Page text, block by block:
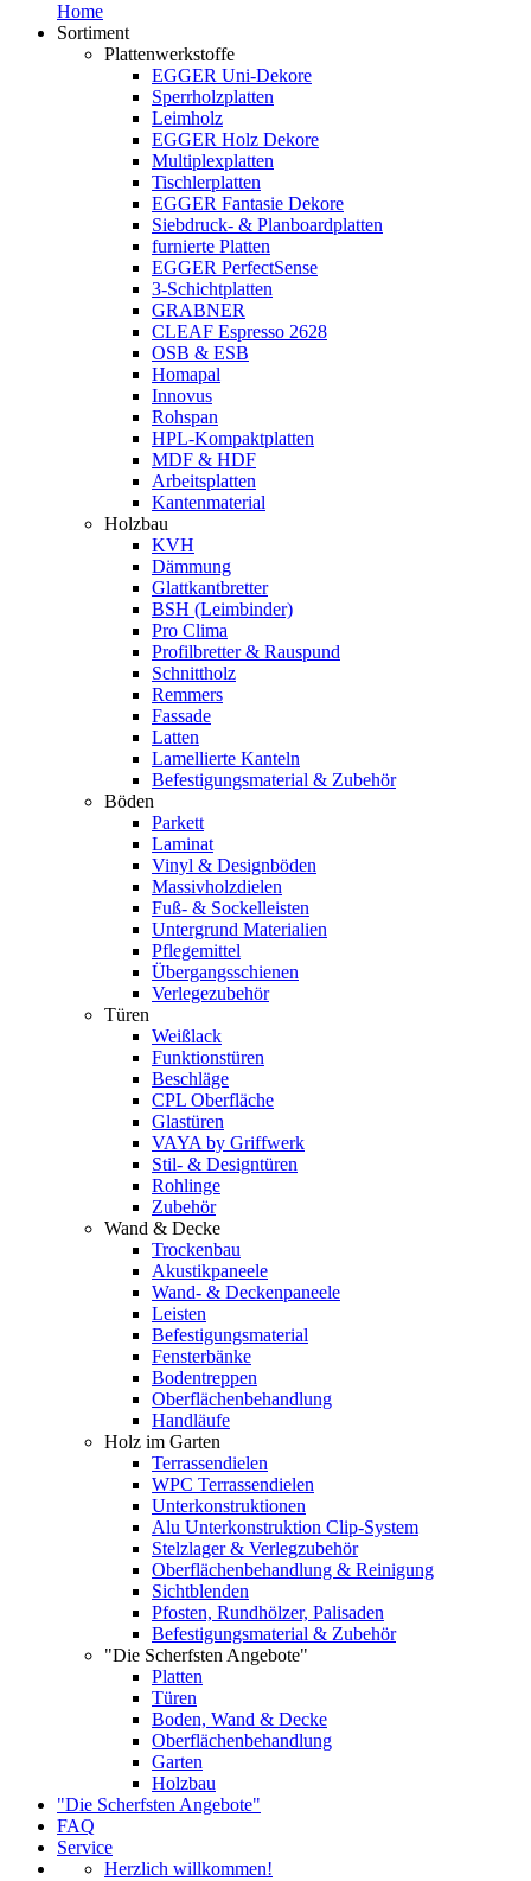
Home
Sortiment
Plattenwerkstoffe
EGGER Uni-Dekore
Sperrholzplatten
Leimholz
EGGER Holz Dekore
Multiplexplatten
Tischlerplatten
EGGER Fantasie Dekore
Siebdruck- & Planboardplatten
furnierte Platten
EGGER PerfectSense
3-Schichtplatten
GRABNER
CLEAF Espresso 2628
OSB & ESB
Homapal
Innovus
Rohspan
HPL-Kompaktplatten
MDF & HDF
Arbeitsplatten
Kantenmaterial
Holzbau
KVH
Dämmung
Glattkantbretter
BSH (Leimbinder)
Pro Clima
Profilbretter & Rauspund
Schnittholz
Remmers
Fassade
Latten
Lamellierte Kanteln
Befestigungsmaterial & Zubehör
Böden
Parkett
Laminat
Vinyl & Designböden
Massivholzdielen
Fuß- & Sockelleisten
Untergrund Materialien
Pflegemittel
Übergangsschienen
Verlegezubehör
Türen
Weißlack
Funktionstüren
Beschläge
CPL Oberfläche
Glastüren
VAYA by Griffwerk
Stil- & Designtüren
Rohlinge
Zubehör
Wand & Decke
Trockenbau
Akustikpaneele
Wand- & Deckenpaneele
Leisten
Befestigungsmaterial
Fensterbänke
Bodentreppen
Oberflächenbehandlung
Handläufe
Holz im Garten
Terrassendielen
WPC Terrassendielen
Unterkonstruktionen
Alu Unterkonstruktion Clip-System
Stelzlager & Verlegzubehör
Oberflächenbehandlung & Reinigung
Sichtblenden
Pfosten, Rundhölzer, Palisaden
Befestigungsmaterial & Zubehör
"Die Scherfsten Angebote"
Platten
Türen
Boden, Wand & Decke
Oberflächenbehandlung
Garten
Holzbau
"Die Scherfsten Angebote"
FAQ
Service
Herzlich willkommen!